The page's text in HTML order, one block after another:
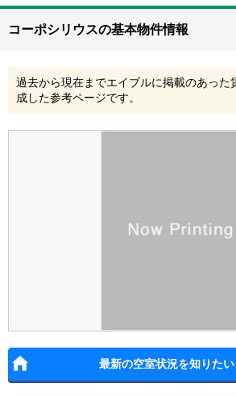
コーポシリウスの基本物件情報
過去から現在までエイブルに掲載のあった
成した参考ページです。
最新の空室状況を知りたい